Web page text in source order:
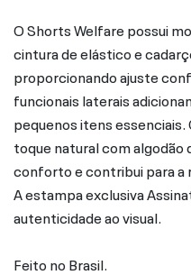
O Shorts Welfare possui
cintura de elástico e
proporcionando ajuste
funcionais laterais
pequenos itens
toque natural com
conforto e contribui para a
A estampa exclusiva
autenticidade ao visual.
Feito no Brasil.